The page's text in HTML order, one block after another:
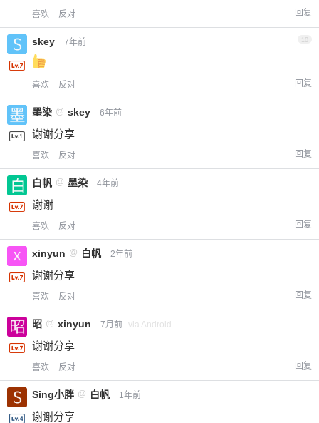
喜欢 反对 回复
skey 7年前 10
喜欢 反对 回复
墨染 @ skey 6年前
谢谢分享
喜欢 反对 回复
白帆 @ 墨染 4年前
谢谢
喜欢 反对 回复
xinyun @ 白帆 2年前
谢谢分享
喜欢 反对 回复
昭 @ xinyun 7月前 via Android
谢谢分享
喜欢 反对 回复
Sing小胖 @ 白帆 1年前
谢谢分享